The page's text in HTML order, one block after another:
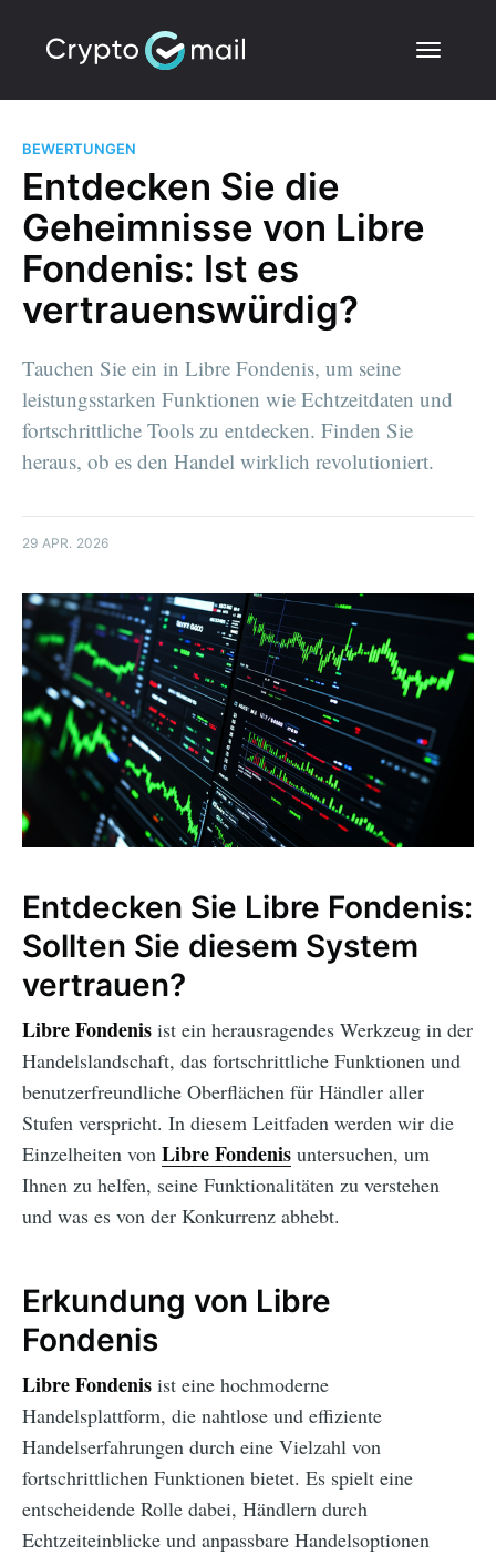
BEWERTUNGEN
Entdecken Sie die
Geheimnisse von Libre
Fondenis: Ist es
vertrauenswürdig?
Tauchen Sie ein in Libre Fondenis, um seine
leistungsstarken Funktionen wie Echtzeitdaten und
fortschrittliche Tools zu entdecken. Finden Sie
heraus, ob es den Handel wirklich revolutioniert.
29 APR. 2026
Entdecken Sie Libre Fondenis:
Sollten Sie diesem System
vertrauen?
Libre Fondenis ist ein herausragendes Werkzeug in der
Handelslandschaft, das fortschrittliche Funktionen und
benutzerfreundliche Oberflächen für Händler aller
Stufen verspricht. In diesem Leitfaden werden wir die
Einzelheiten von Libre Fondenis untersuchen, um
Ihnen zu helfen, seine Funktionalitäten zu verstehen
und was es von der Konkurrenz abhebt.
Erkundung von Libre
Fondenis
Libre Fondenis ist eine hochmoderne
Handelsplattform, die nahtlose und effiziente
Handelserfahrungen durch eine Vielzahl von
fortschrittlichen Funktionen bietet. Es spielt eine
entscheidende Rolle dabei, Händlern durch
Echtzeiteinblicke und anpassbare Handelsoptionen